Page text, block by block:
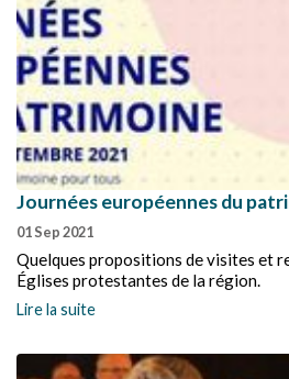
Journées européennes du
01 Sep 2021
Quelques propositions de visites et
Églises protestantes de la région.
Lire la suite